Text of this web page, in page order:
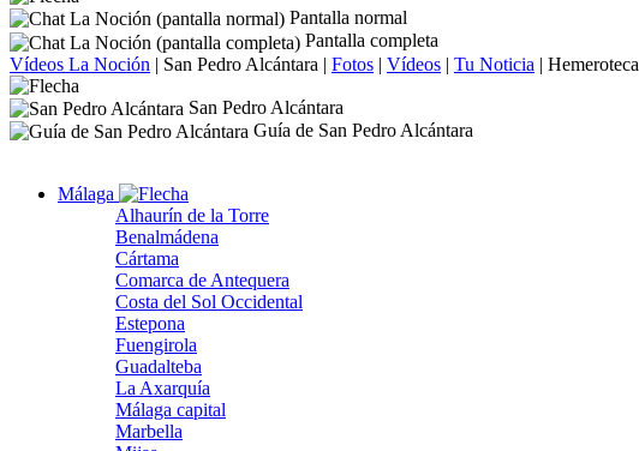
Pantalla normal
Pantalla completa
Vídeos La Noción | San Pedro Alcántara | Fotos | Vídeos | Tu Noticia | Hemeroteca
San Pedro Alcántara
Guía de San Pedro Alcántara
Málaga
Alhaurín de la Torre
Benalmádena
Cártama
Comarca de Antequera
Costa del Sol Occidental
Estepona
Fuengirola
Guadalteba
La Axarquía
Málaga capital
Marbella